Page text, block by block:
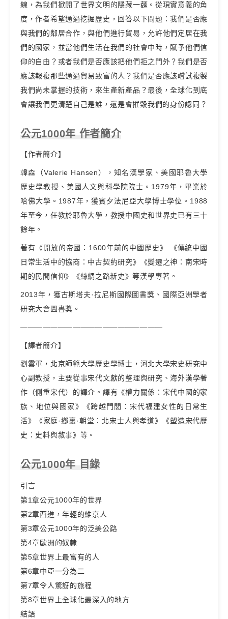
線，為我們掀開了世界文明的隱藏一麵。從現實意義的角
度，作者希望通過挖掘歷史，回答以下問題：我們是否應
與我們的鄰居合作，與他們進行貿易，允許他們定居在我
們的國家，並當他們生活在我們的社會中時，賦予他們信
仰的自由？或者我們是否應該把他們拒之門外？我們是否
應該報複那些通過貿易致富的人？我們是否應該嚐試複製
我們尚未掌握的技術，來生產新產品？最後，全球化到底
會讓我們更清楚自己是誰，還是會摧毀我們的身份認同？
公元1000年 作者簡介
【作者簡介】
韓森（Valerie Hansen），知名漢學家、美國耶魯大學
歷史學教授、美國人文與科學院院士。1979年，畢業於
哈佛大學。1987年，獲賓夕法尼亞大學博士學位。1988
年至今，任教於耶魯大學，教授中國史和世界史已有三十
餘年。
著有《開放的帝國：1600年前的中國歷史》 《傳統中國
日常生活中的協商：中古契約研究》《變遷之神：南宋時
期的民間信仰》《絲綢之路新史》等漢學專著。
2013年，獲古斯塔夫·拉尼斯國際圖書獎、國際亞洲學者
研究大會圖書獎。
———————————————————
【譯者簡介】
劉雲軍，北京師範大學歷史學博士，河北大學宋史研究中
心副教授，主要從事宋代文獻的整理與研究、海外漢學著
作（側重宋代）的譯介。譯有《權力關係：宋代中國的家
族、地位與國家》《跨越門閭：宋代福建女性的日常生
活》《家庭·鄉裏·朝堂：北宋士人與孝道》《塑造宋代歷
史：史料與敘事》等。
公元1000年 目錄
引言
第1章公元1000年的世界
第2章西進，年輕的維京人
第3章公元1000年的泛美公路
第4章歐洲的奴隸
第5章世界上最富有的人
第6章中亞一分為二
第7章令人驚訝的旅程
第8章世界上全球化最深入的地方
結語